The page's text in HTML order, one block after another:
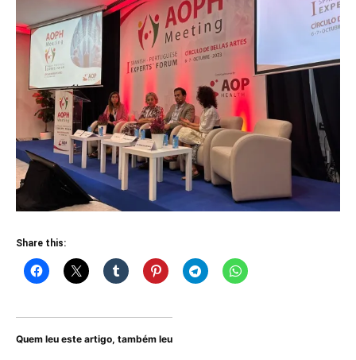
Share this:
Quem leu este artigo, também leu